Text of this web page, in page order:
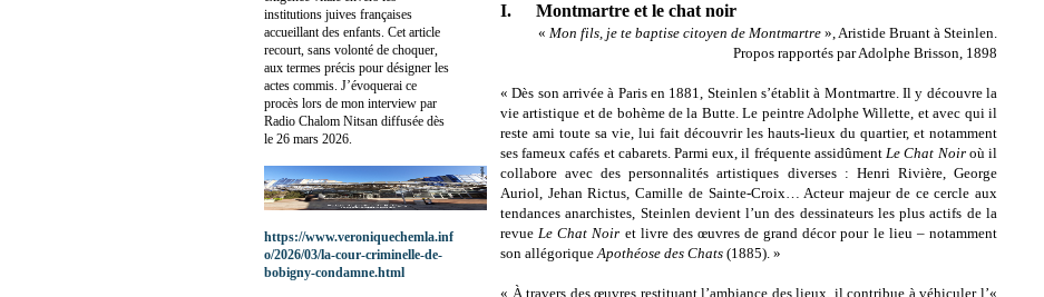
I. Montmartre et le chat noir
« Mon fils, je te baptise citoyen de Montmartre », Aristide Bruant à Steinlen.
Propos rapportés par Adolphe Brisson, 1898
« Dès son arrivée à Paris en 1881, Steinlen s’établit à Montmartre. Il y découvre la
vie artistique et de bohème de la Butte. Le peintre Adolphe Willette, et avec qui il
reste ami toute sa vie, lui fait découvrir les hauts-lieux du quartier, et notamment
ses fameux cafés et cabarets. Parmi eux, il fréquente assidûmentLe Chat Noiroù il
collabore avec des personnalités artistiques diverses : Henri Rivière, George
Auriol, Jehan Rictus, Camille de Sainte-Croix… Acteur majeur de ce cercle aux
tendances anarchistes, Steinlen devient l’un des dessinateurs les plus actifs de la
revueLe Chat Noir et livre des œuvres de grand décor pour le lieu – notamment
son allégoriqueApothéose des Chats (1885). »
« À travers des œuvres restituant l’ambiance des lieux, il contribue à véhiculer l’«
institutions juives françaises
accueillant des enfants. Cet article
recourt, sans volonté de choquer,
aux termes précis pour désigner les
actes commis. J’évoquerai ce
procès lors de mon interview par
Radio Chalom Nitsan diffusée dès
le 26 mars 2026.
https://www.veroniquechemla.inf
o/2026/03/la-cour-criminelle-de-
bobigny-condamne.html